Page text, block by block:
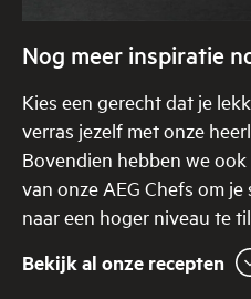
Nog meer inspiratie
Kies een gerecht dat je
verras jezelf met onze
Bovendien hebben we
van onze AEG Chefs om
naar een hoger niveau te
Bekijk al onze recepten